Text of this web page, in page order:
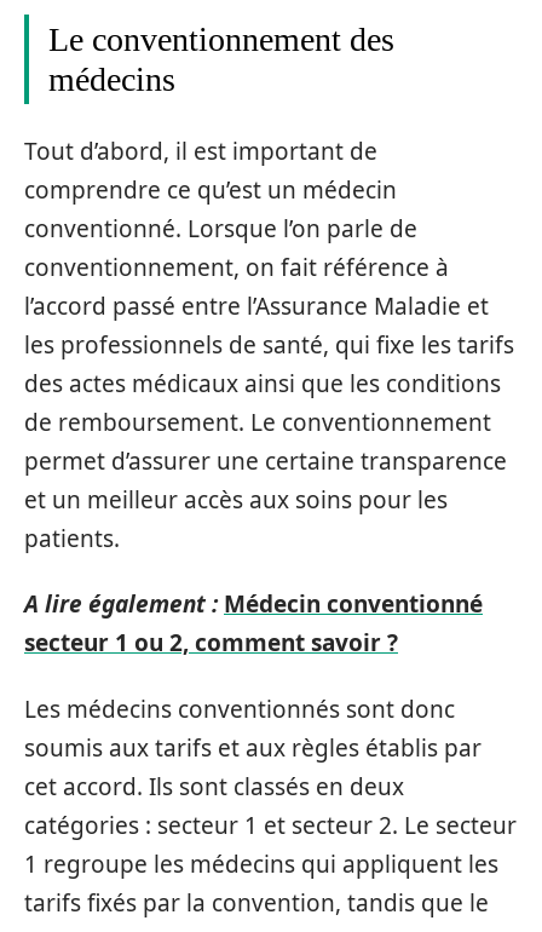
Le conventionnement des
médecins
Tout d’abord, il est important de
comprendre ce qu’est un médecin
conventionné. Lorsque l’on parle de
conventionnement, on fait référence à
l’accord passé entre l’Assurance Maladie et
les professionnels de santé, qui fixe les tarifs
des actes médicaux ainsi que les conditions
de remboursement. Le conventionnement
permet d’assurer une certaine transparence
et un meilleur accès aux soins pour les
patients.
A lire également : Médecin conventionné
secteur 1 ou 2, comment savoir ?
Les médecins conventionnés sont donc
soumis aux tarifs et aux règles établis par
cet accord. Ils sont classés en deux
catégories : secteur 1 et secteur 2. Le secteur
1 regroupe les médecins qui appliquent les
tarifs fixés par la convention, tandis que le